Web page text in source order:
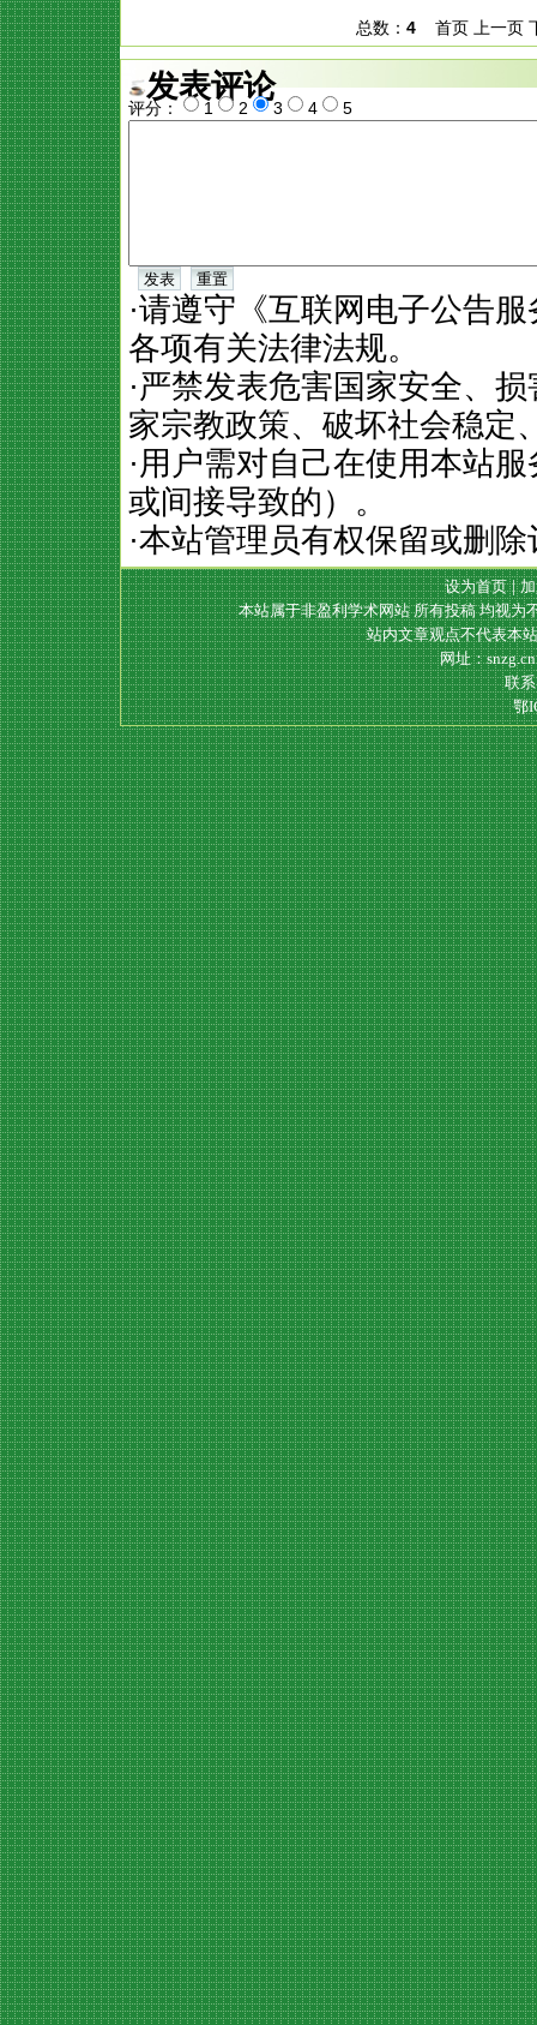
总数： 4首页 上一页
发表评论
评分： 1 2 3 4 5
·请遵守《互联网电子公告
各项有关法律法规。
·严禁发表危害国家安全、
家宗教政策、破坏社会稳定
·用户需对自己在使用本站
或间接导致的）。
·本站管理员有权保留或删
设为首页|
本站属于非盈利学术网站 所有投稿 均视为
站内文章观点不代表本
网址：
联
鄂